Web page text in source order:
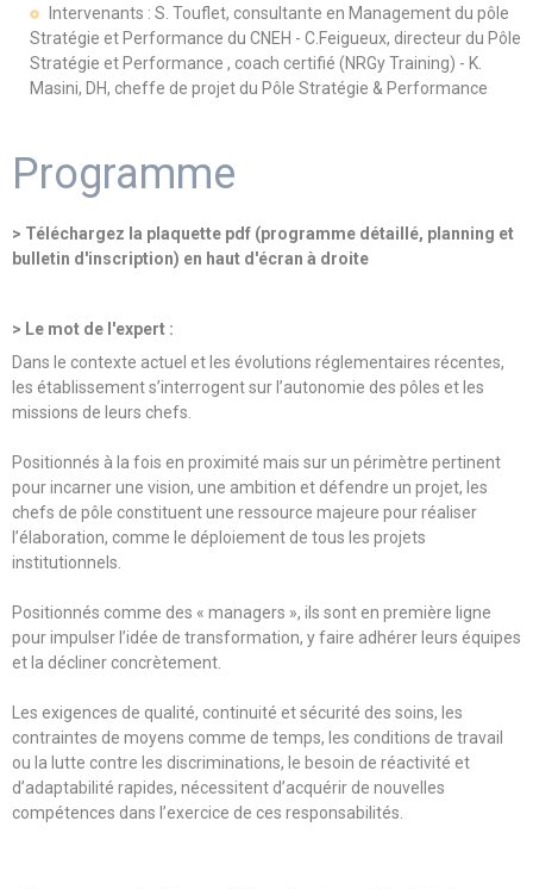
Intervenants : S. Touflet, consultante en Management du pôle
Stratégie et Performance du CNEH - C.Feigueux, directeur du Pôle
Stratégie et Performance , coach certifié (NRGy Training) - K.
Masini, DH, cheffe de projet du Pôle Stratégie & Performance
Programme
> Téléchargez la plaquette pdf (programme détaillé, planning et
bulletin d'inscription) en haut d'écran à droite
> Le mot de l'expert :
Dans le contexte actuel et les évolutions réglementaires récentes,
les établissement s’interrogent sur l’autonomie des pôles et les
missions de leurs chefs.
Positionnés à la fois en proximité mais sur un périmètre pertinent
pour incarner une vision, une ambition et défendre un projet, les
chefs de pôle constituent une ressource majeure pour réaliser
l’élaboration, comme le déploiement de tous les projets
institutionnels.
Positionnés comme des « managers », ils sont en première ligne
pour impulser l’idée de transformation, y faire adhérer leurs équipes
et la décliner concrètement.
Les exigences de qualité, continuité et sécurité des soins, les
contraintes de moyens comme de temps, les conditions de travail
ou la lutte contre les discriminations, le besoin de réactivité et
d’adaptabilité rapides, nécessitent d’acquérir de nouvelles
compétences dans l’exercice de ces responsabilités.